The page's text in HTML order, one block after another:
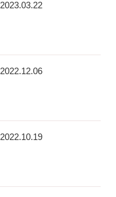
2023.03.22
2022.12.06
2022.10.19